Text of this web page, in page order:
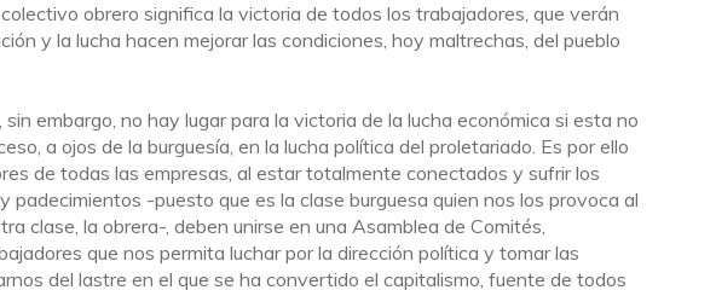
obrero significa la victoria de todos los trabajadores, que verán
y la lucha hacen mejorar las condiciones, hoy maltrechas, del pueblo
sin embargo, no hay lugar para la victoria de la lucha económica si esta no
a ojos de la burguesía, en la lucha política del proletariado. Es por ello
de todas las empresas, al estar totalmente conectados y sufrir los
padecimientos -puesto que es la clase burguesa quien nos los provoca al
clase, la obrera-, deben unirse en una Asamblea de Comités,
que nos permita luchar por la dirección política y tomar las
del lastre en el que se ha convertido el capitalismo, fuente de todos